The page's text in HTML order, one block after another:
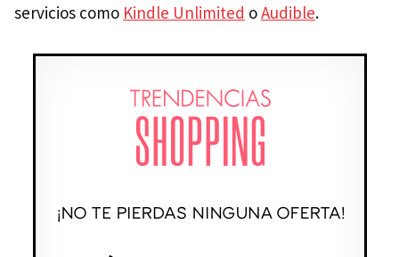
servicios como Kindle Unlimited oAudible.